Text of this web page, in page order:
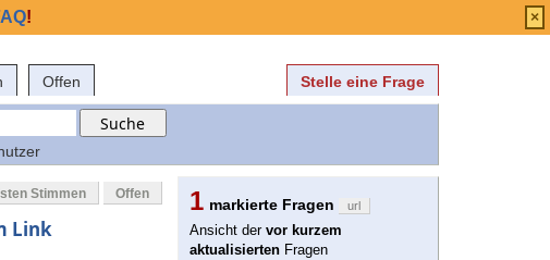
Offen Stelle eine Frage
Stimmen Offen
Link
1 markierte Fragen url
Ansicht der vor kurzem
aktualisierten Fragen
! ×